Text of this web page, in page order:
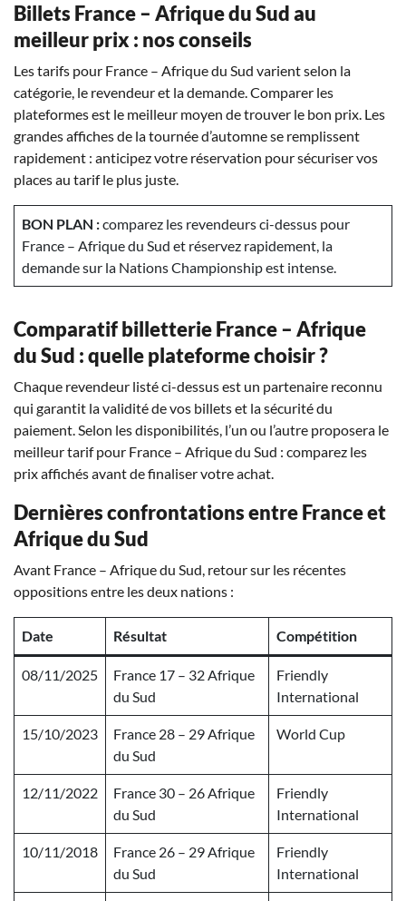
Billets France – Afrique du Sud au
meilleur prix : nos conseils
Les tarifs pour France – Afrique du Sud varient selon la
catégorie, le revendeur et la demande. Comparer les
plateformes est le meilleur moyen de trouver le bon prix. Les
grandes affiches de la tournée d’automne se remplissent
rapidement : anticipez votre réservation pour sécuriser vos
places au tarif le plus juste.
BON PLAN :comparez les revendeurs ci-dessus pour
France – Afrique du Sud et réservez rapidement, la
demande sur la Nations Championship est intense.
Comparatif billetterie France – Afrique
du Sud : quelle plateforme choisir ?
Chaque revendeur listé ci-dessus est un partenaire reconnu
qui garantit la validité de vos billets et la sécurité du
paiement. Selon les disponibilités, l’un ou l’autre proposera le
meilleur tarif pour France – Afrique du Sud : comparez les
prix affichés avant de finaliser votre achat.
Dernières confrontations entre France et
Afrique du Sud
Avant France – Afrique du Sud, retour sur les récentes
oppositions entre les deux nations :
Date Résultat Compétition
08/11/2025
France 17 – 32 Afrique
du Sud
Friendly
International
15/10/2023
France 28 – 29 Afrique
du Sud
World Cup
12/11/2022
France 30 – 26 Afrique
du Sud
Friendly
International
10/11/2018
France 26 – 29 Afrique
du Sud
Friendly
International